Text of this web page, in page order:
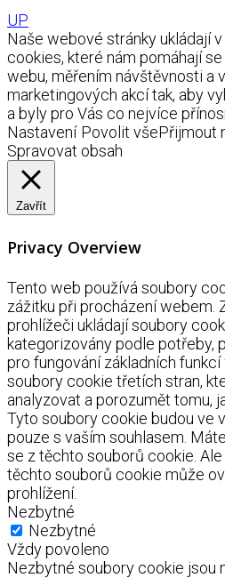
UP
Naše webové stránky ukládají
cookies, které nám pomáhají
webu, měřením návštěvnosti a
marketingových akcí tak, aby
a byly pro Vás co nejvíce
Nastavení Povolit všePřijmout
Spravovat obsah
Zavřít
Privacy Overview
Tento web používá soubory
zážitku při procházení webem.
prohlížeči ukládají soubory
kategorizovány podle potřeby,
pro fungování základních
soubory cookie třetích stran,
analyzovat a porozumět tomu,
Tyto soubory cookie budou ve
pouze s vaším souhlasem.
se z těchto souborů cookie.
těchto souborů cookie může
prohlížení.
Nezbytné
Nezbytné
Vždy povoleno
Nezbytné soubory cookie jsou